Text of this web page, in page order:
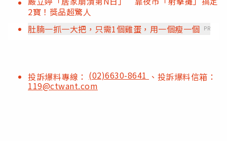
2寶！獎品超驚人
肚腩一抓一大把，只需1個雞蛋，用一個瘦一個 PR
投訴爆料專線： (02)6630-8641 、投訴爆料信箱：
119@ctwant.com